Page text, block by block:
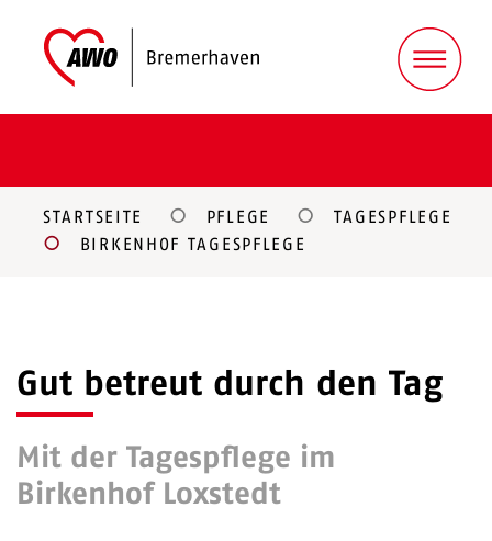
STARTSEITE PFLEGE
TAGESPFLEGE
BIRKENHOF TAGESPFLEGE
Gut betreut durch den Tag
Mit der Tagespflege im
Birkenhof Loxstedt